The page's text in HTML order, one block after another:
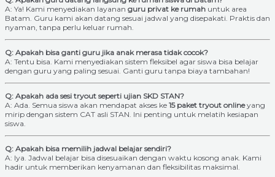
A: Ya! Kami menyediakan layanan guru privat ke rumah untuk area
Batam. Guru kami akan datang sesuai jadwal yang disepakati. Praktis dan
nyaman, tanpa perlu keluar rumah.
Q: Apakah bisa ganti guru jika anak merasa tidak cocok?
A: Tentu bisa. Kami menyediakan sistem fleksibel agar siswa bisa belajar
dengan guru yang paling sesuai. Ganti guru tanpa biaya tambahan!
Q: Apakah ada sesi tryout seperti ujian SKD STAN?
A: Ada. Semua siswa akan mendapat akses ke 15 paket tryout onlineyang
mirip dengan sistem CAT asli STAN. Ini penting untuk melatih kesiapan
siswa.
Q: Apakah bisa memilih jadwal belajar sendiri?
A: Iya. Jadwal belajar bisa disesuaikan dengan waktu kosong anak. Kami
hadir untuk memberikan kenyamanan dan fleksibilitas maksimal.